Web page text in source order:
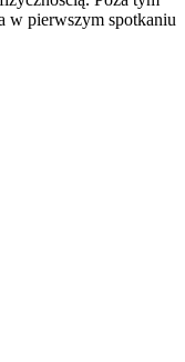
w pierwszym spotkaniu